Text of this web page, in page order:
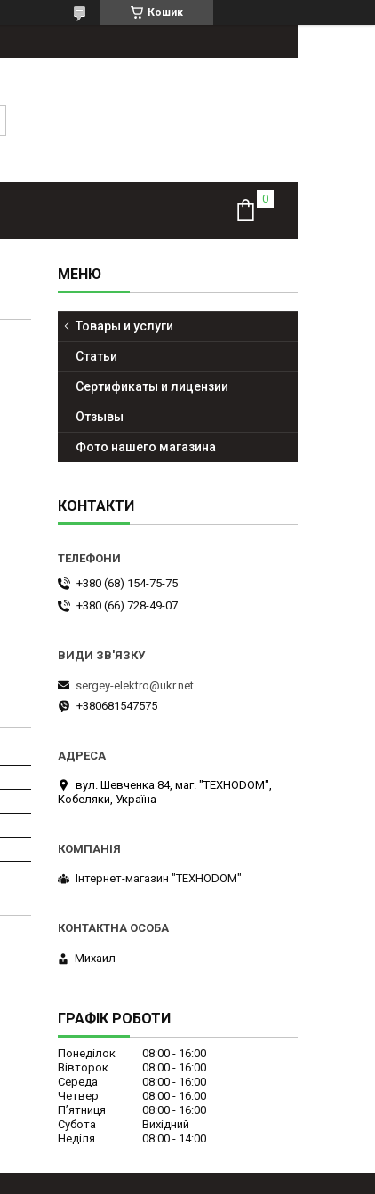
Кошик
Товары и услуги
Статьи
Сертификаты и лицензии
Отзывы
Фото нашего магазина
КОНТАКТИ
+380 (68) 154-75-75
+380 (66) 728-49-07
sergey-elektro@ukr.net
+380681547575
вул. Шевченка 84, маг. "ТЕХНОDOM",
Кобеляки, Україна
Інтернет-магазин "ТЕХНОDOM"
Михаил
ГРАФІК РОБОТИ
Понеділок 08:00
16:00
Вівторок
08:00
16:00
Середа
08:00
16:00
Четвер
08:00
16:00
Пʼятниця
08:00
16:00
Субота
Вихідний
Неділя
08:00 14:00